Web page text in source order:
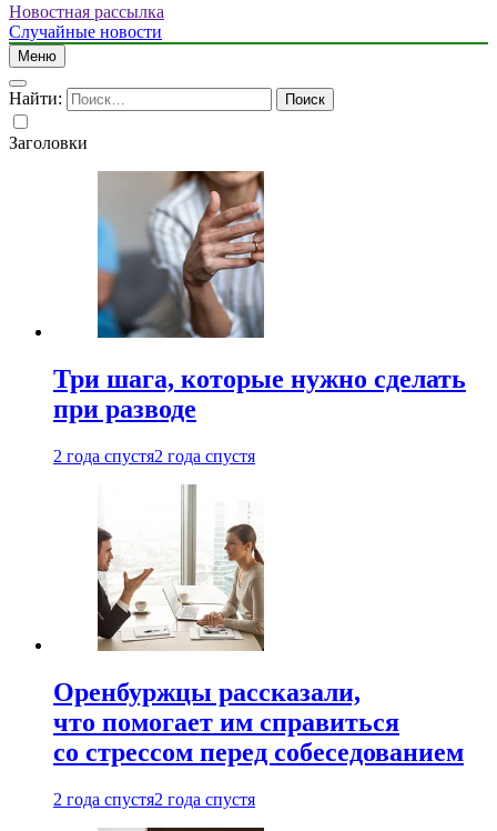
Новостная рассылка
Случайные новости
Меню
Найти:
Заголовки
Три шага, которые нужно сделать
при разводе
2 года спустя2 года спустя
Оренбуржцы рассказали,
что помогает им справиться
со стрессом перед собеседованием
2 года спустя2 года спустя